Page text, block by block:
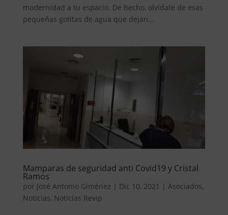
modernidad a tu espacio. De hecho, olvídate de esas
pequeñas gotitas de agua que dejan...
Mamparas de seguridad anti Covid19 y Cristal
Ramos
por José Antonio Giménez | Dic 10, 2021 | Asociados,
Noticias, Noticias Revip